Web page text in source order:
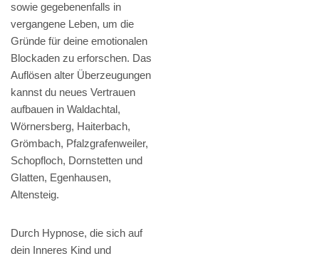
sowie gegebenenfalls in
vergangene Leben, um die
Gründe für deine emotionalen
Blockaden zu erforschen. Das
Auflösen alter Überzeugungen
kannst du neues Vertrauen
aufbauen in Waldachtal,
Wörnersberg, Haiterbach,
Grömbach, Pfalzgrafenweiler,
Schopfloch, Dornstetten und
Glatten, Egenhausen,
Altensteig.
Durch Hypnose, die sich auf
dein Inneres Kind und